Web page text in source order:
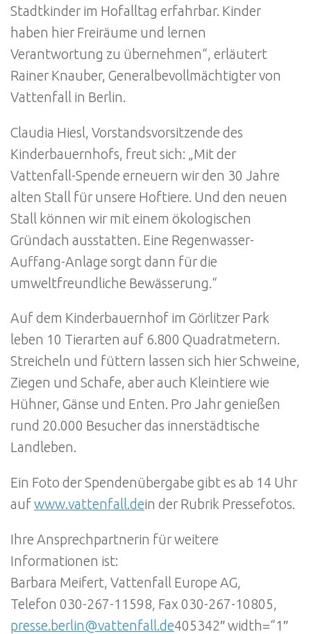
Stadtkinder im Hofalltag erfahrbar. Kinder
haben hier Freiräume und lernen
Verantwortung zu übernehmen“, erläutert
Rainer Knauber, Generalbevollmächtigter von
Vattenfall in Berlin.
Claudia Hiesl, Vorstandsvorsitzende des
Kinderbauernhofs, freut sich: „Mit der
Vattenfall-Spende erneuern wir den 30 Jahre
alten Stall für unsere Hoftiere. Und den neuen
Stall können wir mit einem ökologischen
Gründach ausstatten. Eine Regenwasser-
Auffang-Anlage sorgt dann für die
umweltfreundliche Bewässerung.“
Auf dem Kinderbauernhof im Görlitzer Park
leben 10 Tierarten auf 6.800 Quadratmetern.
Streicheln und füttern lassen sich hier Schweine,
Ziegen und Schafe, aber auch Kleintiere wie
Hühner, Gänse und Enten. Pro Jahr genießen
rund 20.000 Besucher das innerstädtische
Landleben.
Ein Foto der Spendenübergabe gibt es ab 14 Uhr
aufwww.vattenfall.dein der Rubrik Pressefotos.
Ihre Ansprechpartnerin für weitere
Informationen ist:
Barbara Meifert, Vattenfall Europe AG,
Telefon 030-267-11598, Fax 030-267-10805,
presse.berlin@vattenfall.de405342″ width=“1″